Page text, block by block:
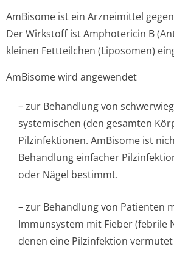
AmBisome ist ein Arzneimittel
Der Wirkstoff ist Amphotericin B
kleinen Fettteilchen (Liposomen)
AmBisome wird angewendet
– zur Behandlung von
systemischen (den gesamten
Pilzinfektionen. AmBisome ist
Behandlung einfacher
oder Nägel bestimmt.
– zur Behandlung von Patienten
Immunsystem mit Fieber (febrile
denen eine Pilzinfektion